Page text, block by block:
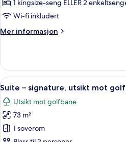
1 kingsize-seng ELLER 2
Wi-fi inkludert
Mer informasjon
Mer
Åpne
alle
bildene
av
Suite
6
Suite – signature, utsikt mot
Utsikt mot golfbane
73 m²
1 soverom